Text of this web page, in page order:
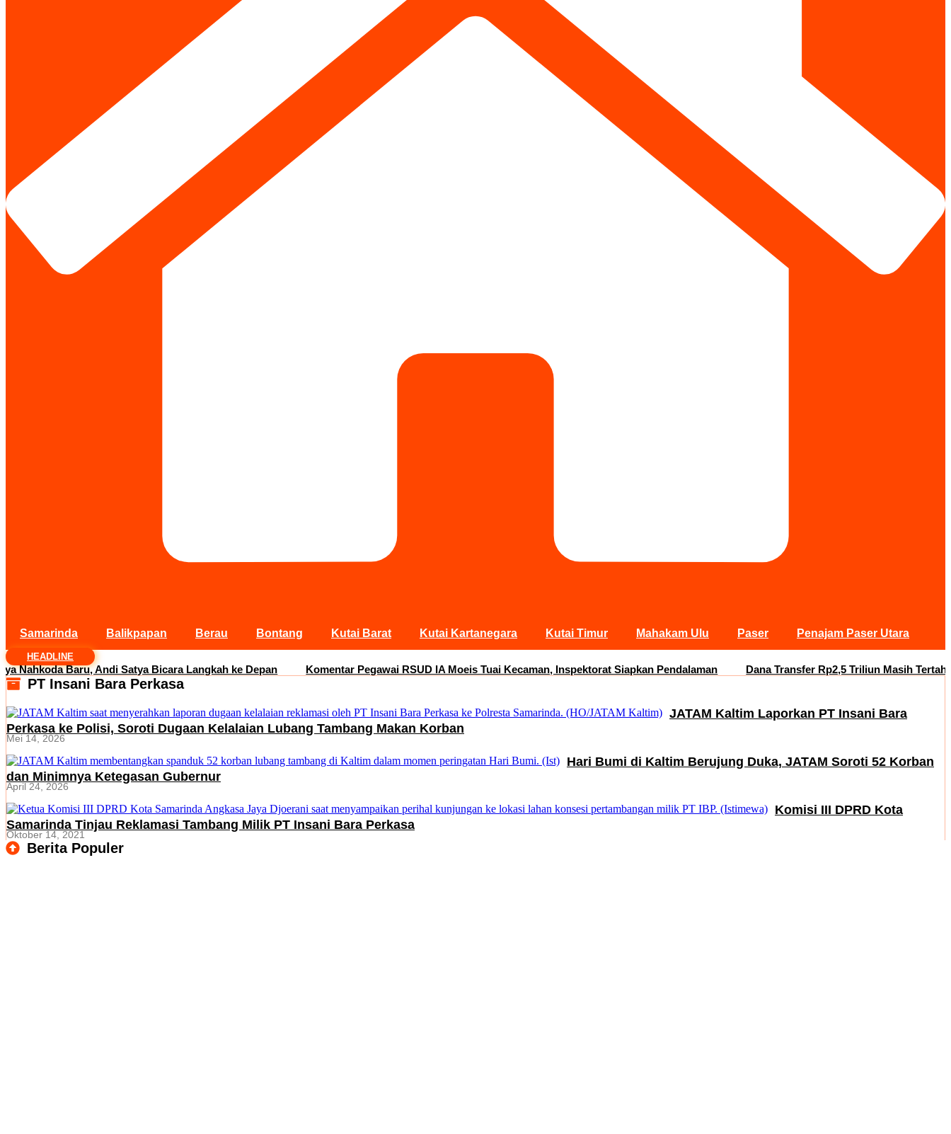
Samarinda Balikpapan Berau Bontang Kutai Barat Kutai Kartanegara Kutai Timur Mahakam Ulu Paser Penajam Paser Utara
HEADLINE
Baru, Andi Satya Bicara Langkah ke Depan Komentar Pegawai RSUD IA Moeis Tuai Kecaman, Inspektorat Siapkan Pendalaman Dana Transfer Rp2,5 Triliun Masih Tertahan,
PT Insani Bara Perkasa
JATAM Kaltim Laporkan PT Insani Bara
Perkasa ke Polisi, Soroti Dugaan Kelalaian Lubang Tambang Makan Korban
Mei 14, 2026
Hari Bumi di Kaltim Berujung Duka, JATAM Soroti 52 Korban
dan Minimnya Ketegasan Gubernur
April 24, 2026
Komisi III DPRD Kota
Samarinda Tinjau Reklamasi Tambang Milik PT Insani Bara Perkasa
Oktober 14, 2021
Berita Populer